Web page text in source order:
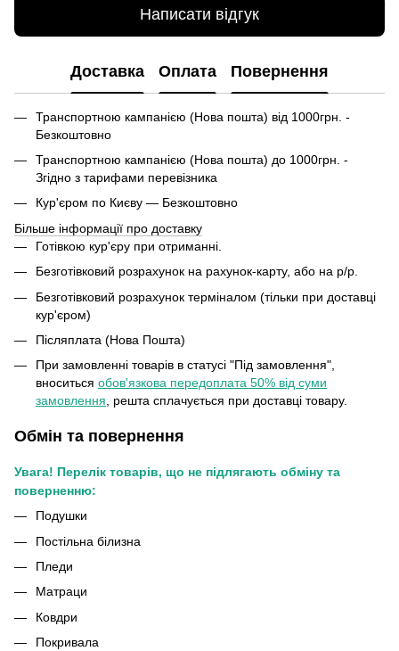
Написати відгук
Доставка Оплата Повернення
Транспортною кампанією (Нова пошта) від 1000грн. -
Безкоштовно
Транспортною кампанією (Нова пошта) до 1000грн. -
Згідно з тарифами перевізника
Кур'єром по Києву — Безкоштовно
Більше інформації про доставку
Готівкою кур'єру при отриманні.
Безготівковий розрахунок на рахунок-карту, або на р/р.
Безготівковий розрахунок терміналом (тільки при доставці
кур'єром)
Післяплата (Нова Пошта)
При замовленні товарів в статусі "Під замовлення",
вноситься обов'язкова передоплата 50% від суми
замовлення, решта сплачується при доставці товару.
Обмін та повернення
Увага! Перелік товарів, що не підлягають обміну та
поверненню:
Подушки
Постільна білизна
Пледи
Матраци
Ковдри
Покривала